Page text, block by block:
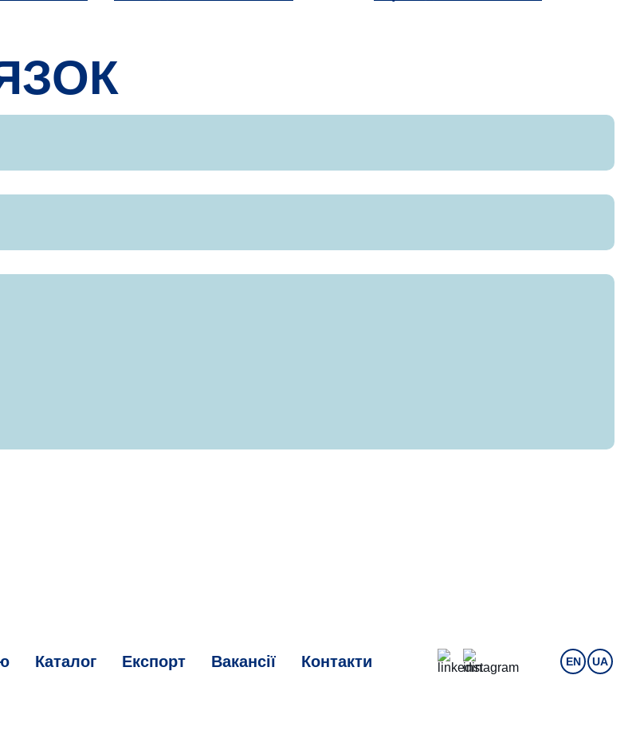
Каталог Експорт Вакансії Контакти EN UA